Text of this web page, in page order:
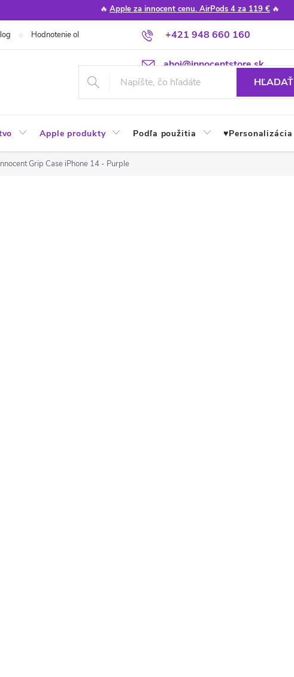
🔥 Apple za innocent cenu. AirPods 4 za 119 € 🔥
+421 948 660 160
ahoj@innocentstore.sk
Hodnotenie obchodu Poradňa Apple návody a tipy
HĽADAŤ
Apple produkty Podľa použitia ♥︎Personalizácia
Grip Case iPhone 14 - Purple